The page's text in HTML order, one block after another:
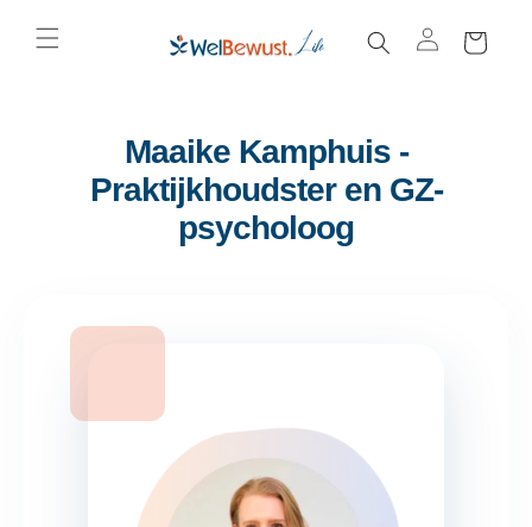
content
a
Maaike Kamphuis -
Praktijkhoudster en GZ-
psycholoog